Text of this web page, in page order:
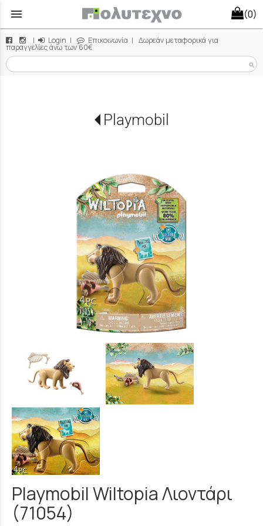
menu (0)
| Login | Επικοινωνία | Δωρεάν μεταφορικά για
παραγγελίες άνω των 60€
search
Playmobil
Playmobil Wiltopia Λιοντάρι
(71054)